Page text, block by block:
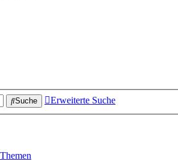
Suche Erweiterte Suche